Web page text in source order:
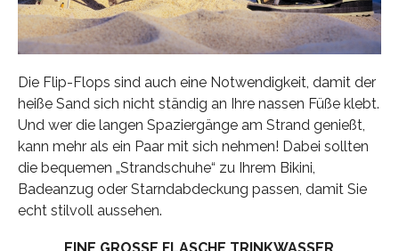
Die Flip-Flops sind auch eine Notwendigkeit, damit der
heiße Sand sich nicht ständig an Ihre nassen Füße klebt.
Und wer die langen Spaziergänge am Strand genießt,
kann mehr als ein Paar mit sich nehmen! Dabei sollten
die bequemen „Strandschuhe“ zu Ihrem Bikini,
Badeanzug oder Starndabdeckung passen, damit Sie
echt stilvoll aussehen.